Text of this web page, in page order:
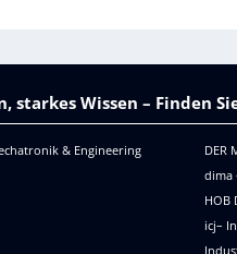
starkes Wissen – Finden
& Engineering
DER
dima
HOB
icj–